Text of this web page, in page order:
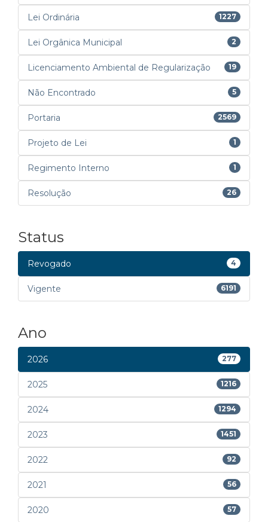
Lei Ordinária 1227
Lei Orgânica Municipal 2
Licenciamento Ambiental de Regularização 19
Não Encontrado 5
Portaria 2569
Projeto de Lei 1
Regimento Interno 1
Resolução 26
Status
Revogado 4
Vigente 6191
Ano
2026 277
2025 1216
2024 1294
2023 1451
2022 92
2021 56
2020 57